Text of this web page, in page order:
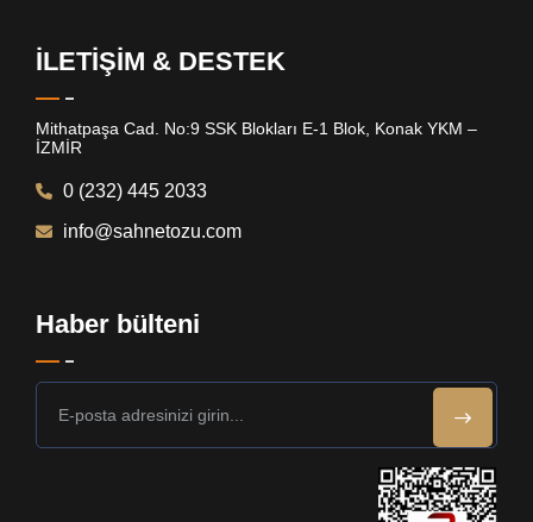
İLETİŞİM & DESTEK
Mithatpaşa Cad. No:9 SSK Blokları E-1 Blok, Konak YKM –
İZMİR
0 (232) 445 2033
info@sahnetozu.com
Haber bülteni